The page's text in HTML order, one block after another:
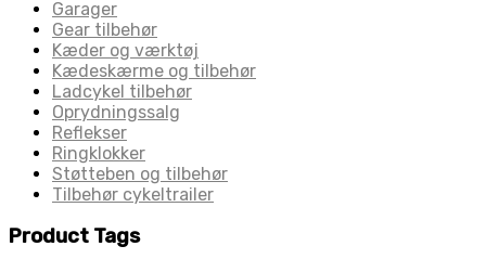
Garager
Gear tilbehør
Kæder og værktøj
Kædeskærme og tilbehør
Ladcykel tilbehør
Oprydningssalg
Reflekser
Ringklokker
Støtteben og tilbehør
Tilbehør cykeltrailer
Product Tags